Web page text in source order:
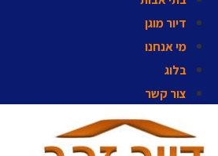
דיור מוגן
מי אנחנו
בלוג
צור קשר